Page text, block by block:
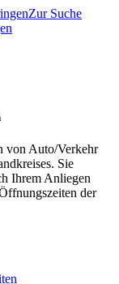
Zur Suche
von Auto/Verkehr
Sie
Ihrem Anliegen
der